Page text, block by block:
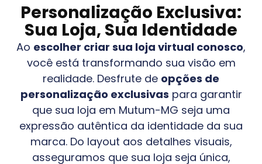
Personalização Exclusiva:
Sua Loja, Sua Identidade
Ao escolher criar sua loja virtual conosco,
você está transformando sua visão em
realidade. Desfrute de opções de
personalização exclusivas para garantir
que sua loja em Mutum-MG seja uma
expressão autêntica da identidade da sua
marca. Do layout aos detalhes visuais,
asseguramos que sua loja seja única,